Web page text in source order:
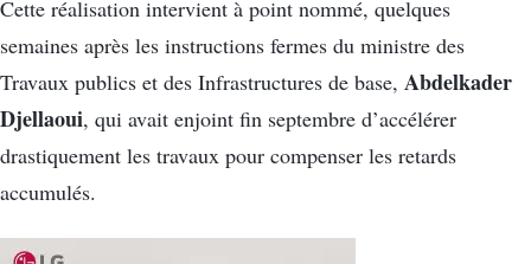
Cette réalisation intervient à point nommé, quelques
semaines après les instructions fermes du ministre des
Travaux publics et des Infrastructures de base, Abdelkader
Djellaoui, qui avait enjoint fin septembre d’accélérer
drastiquement les travaux pour compenser les retards
accumulés.